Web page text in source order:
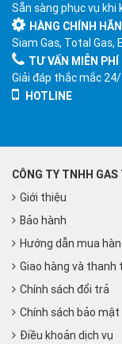
Sẵn sàng phục vụ khi
HÀNG CHÍNH
Siam Gas, Total Gas,
TƯ VẤN MIỄN PHÍ
Giải đáp thắc mắc
HOTLINE
CÔNG TY TNHH
Giới thiệu
Bảo hành
Hướng dẫn mua
Giao hàng và thanh
Chính sách đổi trả
Chính sách bảo mật
Điều khoản dịch vụ